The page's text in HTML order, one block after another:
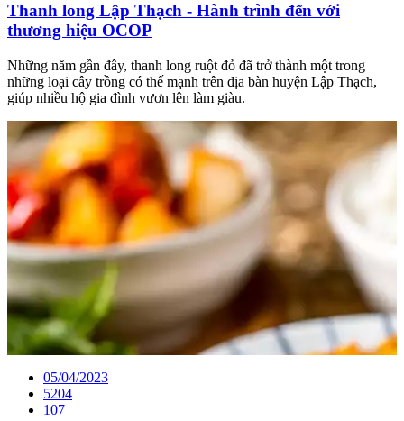
Thanh long Lập Thạch - Hành trình đến với
thương hiệu OCOP
Những năm gần đây, thanh long ruột đỏ đã trở thành một trong
những loại cây trồng có thế mạnh trên địa bàn huyện Lập Thạch,
giúp nhiều hộ gia đình vươn lên làm giàu.
05/04/2023
5204
107